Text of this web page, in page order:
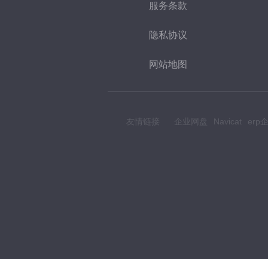
服务条款
隐私协议
网站地图
友情链接 企业网盘 Navicat erp